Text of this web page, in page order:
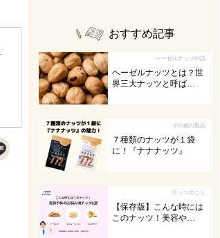
おすすめ記事
ヘーゼルナッツの話
ヘーゼルナッツとは？世
界三大ナッツと呼ば…
その他の製品
７種類のナッツが１袋
に！『ナナナッツ』
ナッツのこと
【保存版】こんな時には
このナッツ！美容や…